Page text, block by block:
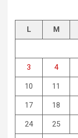
L M
3 4
10 11
17 18
24 25